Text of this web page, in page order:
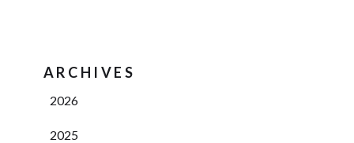
ARCHIVES
2026
2025